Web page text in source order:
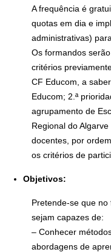
A frequência é
quotas em dia e
administrativas)
Os formandos
critérios
CF Educom, a
Educom; 2.ª
agrupamento de
Regional do
docentes, por
os critérios de
Objetivos:
Pretende-se que
sejam capazes de:
– Conhecer
abordagens de